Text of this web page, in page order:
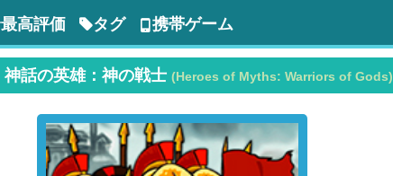
最高評価 タグ 携帯ゲーム
神話の英雄：神の戦士 (Heroes of Myths: Warriors of Gods)